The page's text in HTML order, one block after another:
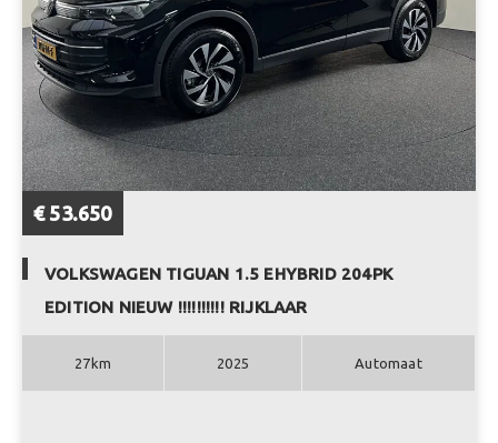
€ 53.650
VOLKSWAGEN TIGUAN 1.5 EHYBRID 204PK
EDITION NIEUW !!!!!!!!!! RIJKLAAR
27km 2025 Automaat